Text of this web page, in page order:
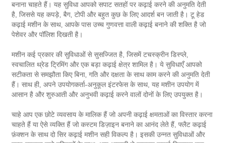
बनाना चाहते हैं। यह सुविधा आपको सपाट सतहों पर कढ़ाई करने की अनुमति देती
है, जिससे यह कपड़े, बैग, टोपी और बहुत कुछ के लिए आदर्श बन जाती है। टू हेड
कढ़ाई मशीन के साथ, आपके पास उच्च गुणवत्ता वाली कढ़ाई बनाने की शक्ति है जो
पेशेवर और पॉलिश दिखती है।
मशीन कई प्रकार की सुविधाओं से सुसज्जित है, जिसमें टचस्क्रीन डिस्प्ले,
स्वचालित थ्रेड ट्रिमिंग और एक बड़ा कढ़ाई क्षेत्र शामिल है। ये सुविधाएँ आपको
सटीकता से समझौता किए बिना, गति और दक्षता के साथ काम करने की अनुमति देती
हैं। साथ ही, अपने उपयोगकर्ता-अनुकूल इंटरफेस के साथ, यह मशीन उपयोग में
आसान है और शुरुआती और अनुभवी कढ़ाई करने वालों दोनों के लिए उपयुक्त है।
चाहे आप एक छोटे व्यवसाय के मालिक हैं जो अपनी कढ़ाई क्षमताओं का विस्तार करना
चाहते हैं या ऐसे व्यक्ति हैं जो कस्टम डिज़ाइन बनाने का आनंद लेते हैं, फ्लैट कढ़ाई
फ़ंक्शन के साथ दो सिर कढ़ाई मशीन सही विकल्प है। इसकी उन्नत सुविधाओं और